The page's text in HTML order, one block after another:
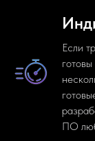
Если
ПО